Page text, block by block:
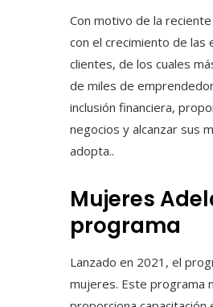
Con motivo de la
con el crecimiento de las
clientes, de los cuales
de miles de
inclusión financiera,
negocios y alcanzar sus
adopta..
Mujeres
programa
Lanzado en 2021, el
mujeres. Este programa